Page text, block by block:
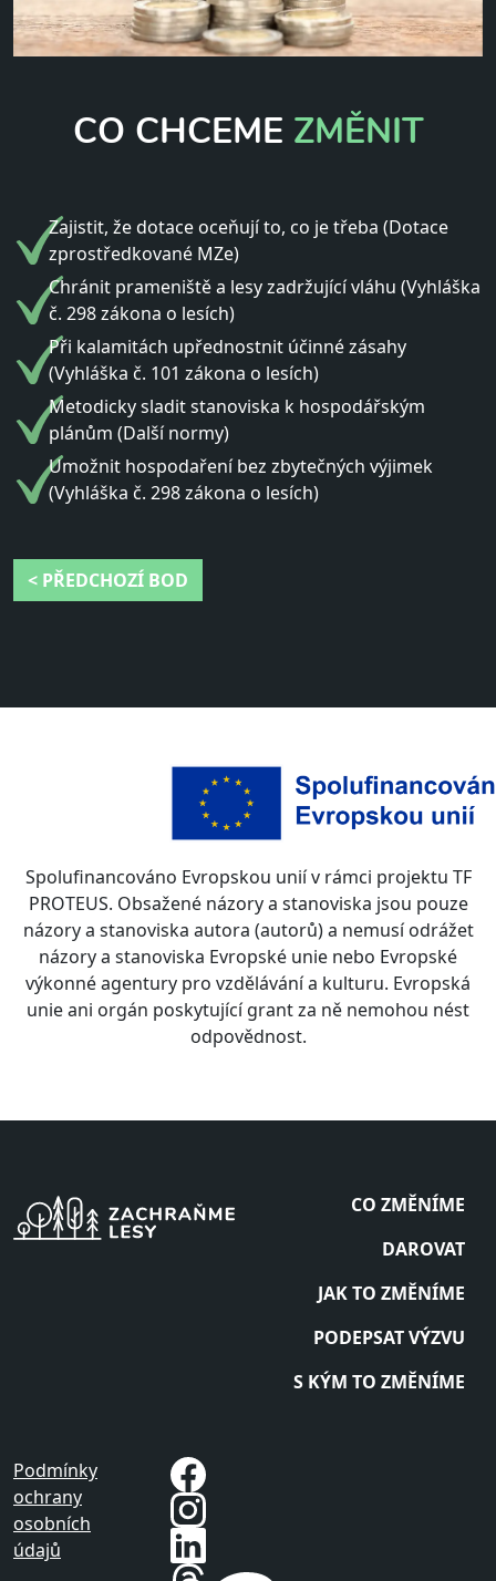
CO CHCEME ZMĚNIT
Zajistit, že dotace oceňují to, co je třeba (Dotace
zprostředkované MZe)
Chránit prameniště a lesy zadržující vláhu (Vyhláška
č. 298 zákona o lesích)
Při kalamitách upřednostnit účinné zásahy
(Vyhláška č. 101 zákona o lesích)
Metodicky sladit stanoviska k hospodářským
plánům (Další normy)
Umožnit hospodaření bez zbytečných výjimek
(Vyhláška č. 298 zákona o lesích)
< PŘEDCHOZÍ BOD
Spolufinancováno Evropskou unií v rámci projektu TF
PROTEUS. Obsažené názory a stanoviska jsou pouze
názory a stanoviska autora (autorů) a nemusí odrážet
názory a stanoviska Evropské unie nebo Evropské
výkonné agentury pro vzdělávání a kulturu. Evropská
unie ani orgán poskytující grant za ně nemohou nést
odpovědnost.
CO ZMĚNÍME
DAROVAT
JAK TO ZMĚNÍME
PODEPSAT VÝZVU
S KÝM TO ZMĚNÍME
Podmínky
ochrany
osobních
údajů